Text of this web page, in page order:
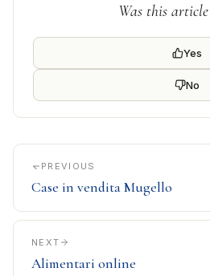
Was this
Yes
No
PREVIOUS
Case in vendita Mugello
NEXT
Alimentari online